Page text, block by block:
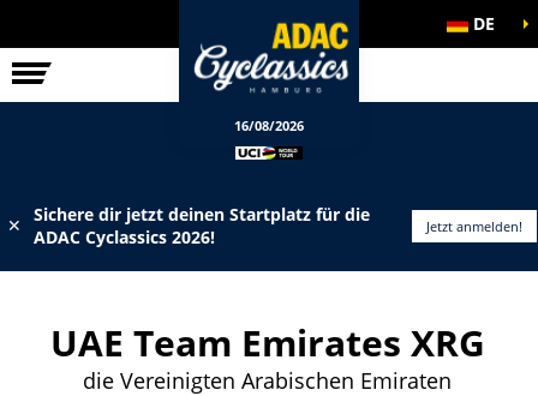
RENNEN DE
16/08/2026
✕
Sichere dir jetzt deinen Startplatz für die
ADAC Cyclassics 2026!
Jetzt anmelden!
UAE Team Emirates XRG
die Vereinigten Arabischen Emiraten